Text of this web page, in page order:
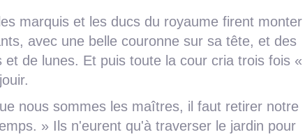
marquis et les ducs du royaume firent monter
avec une belle couronne sur sa tête, et des
de lunes. Et puis toute la cour cria trois fois «
nous sommes les maîtres, il faut retirer notre
» Ils n'eurent qu'à traverser le jardin pour